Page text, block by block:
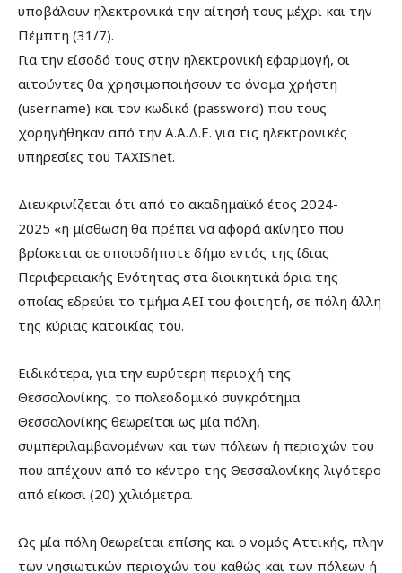
υποβάλουν ηλεκτρονικά την αίτησή τους μέχρι και την
Πέμπτη (31/7).
Για την είσοδό τους στην ηλεκτρονική εφαρμογή, οι
αιτούντες θα χρησιμοποιήσουν το όνομα χρήστη
(username) και τον κωδικό (password) που τους
χορηγήθηκαν από την Α.Α.Δ.Ε. για τις ηλεκτρονικές
υπηρεσίες του TAXISnet.
Διευκρινίζεται ότι από το ακαδημαϊκό έτος 2024-
2025 «η μίσθωση θα πρέπει να αφορά ακίνητο που
βρίσκεται σε οποιοδήποτε δήμο εντός της ίδιας
Περιφερειακής Ενότητας στα διοικητικά όρια της
οποίας εδρεύει το τμήμα ΑΕΙ του φοιτητή, σε πόλη άλλη
της κύριας κατοικίας του.
Ειδικότερα, για την ευρύτερη περιοχή της
Θεσσαλονίκης, το πολεοδομικό συγκρότημα
Θεσσαλονίκης θεωρείται ως μία πόλη,
συμπεριλαμβανομένων και των πόλεων ή περιοχών του
που απέχουν από το κέντρο της Θεσσαλονίκης λιγότερο
από είκοσι (20) χιλιόμετρα.
Ως μία πόλη θεωρείται επίσης και ο νομός Αττικής, πλην
των νησιωτικών περιοχών του καθώς και των πόλεων ή